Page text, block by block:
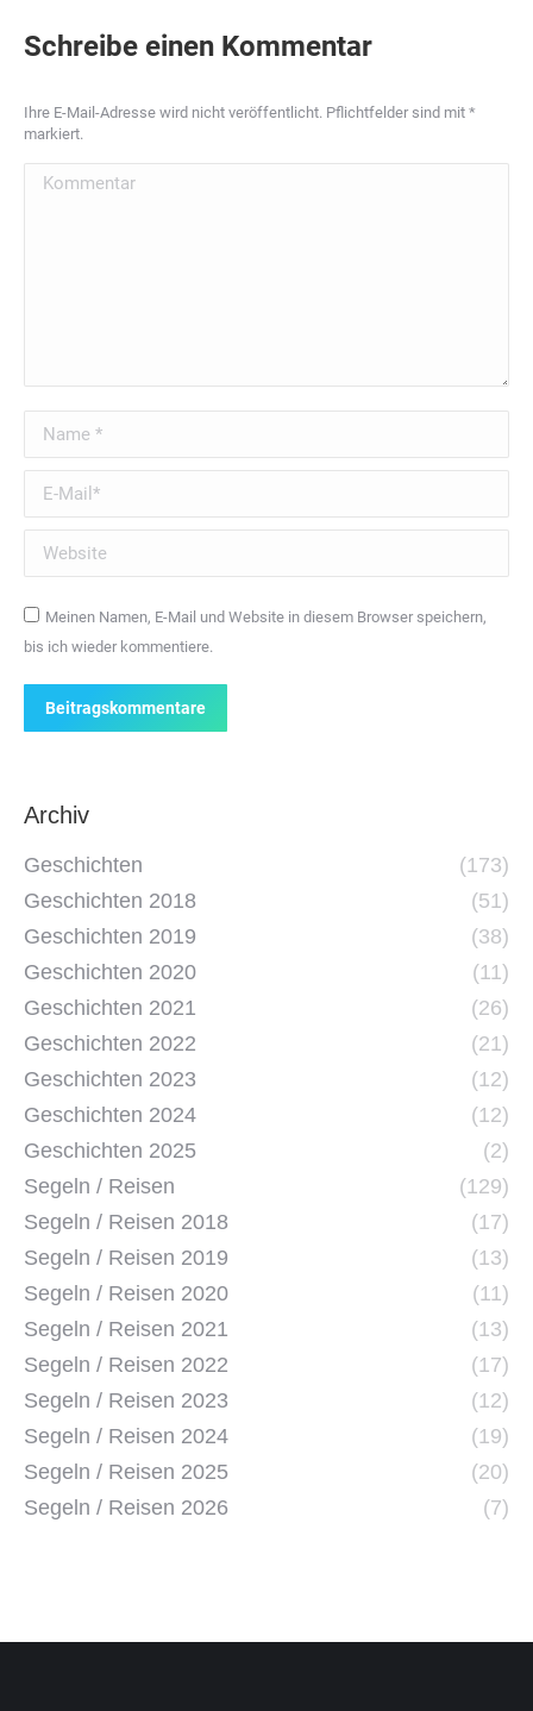
Schreibe einen Kommentar
Ihre E-Mail-Adresse wird nicht veröffentlicht. Pflichtfelder sind mit *
markiert.
Kommentar
Name *
E-Mail *
Website
Meinen Namen, E-Mail und Website in diesem Browser speichern,
bis ich wieder kommentiere.
Beitragskommentare
Archiv
Geschichten
(173)
Geschichten 2018
(51)
Geschichten 2019
(38)
Geschichten 2020
(11)
Geschichten 2021
(26)
Geschichten 2022
(21)
Geschichten 2023
(12)
Geschichten 2024
(12)
Geschichten 2025
(2)
Segeln / Reisen
(129)
Segeln / Reisen 2018
(17)
Segeln / Reisen 2019
(13)
Segeln / Reisen 2020
(11)
Segeln / Reisen 2021
(13)
Segeln / Reisen 2022
(17)
Segeln / Reisen 2023
(12)
Segeln / Reisen 2024
(19)
Segeln / Reisen 2025
(20)
Segeln / Reisen 2026
(7)